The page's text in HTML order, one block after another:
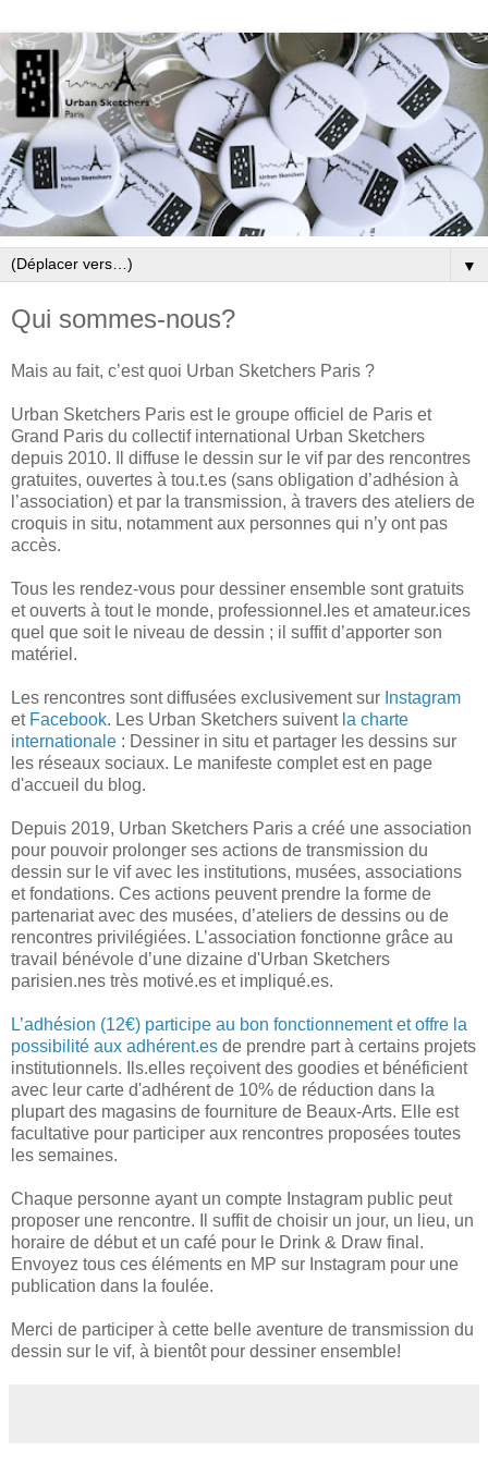
▼
Qui sommes-nous?
Mais au fait, c’est quoi Urban Sketchers Paris ?
Urban Sketchers Paris est le groupe officiel de Paris et
Grand Paris du collectif international Urban Sketchers
depuis 2010. Il diffuse le dessin sur le vif par des rencontres
gratuites, ouvertes à tou.t.es (sans obligation d’adhésion à
l’association) et par la transmission, à travers des ateliers de
croquis in situ, notamment aux personnes qui n’y ont pas
accès.
Tous les rendez-vous pour dessiner ensemble sont gratuits
et ouverts à tout le monde, professionnel.les et amateur.ices
quel que soit le niveau de dessin ; il suffit d’apporter son
matériel.
Les rencontres sont diffusées exclusivement sur Instagram
et Facebook. Les Urban Sketchers suiventla charte
internationale : Dessiner in situ et partager les dessins sur
les réseaux sociaux. Le manifeste complet est en page
d'accueil du blog.
Depuis 2019, Urban Sketchers Paris a créé une association
pour pouvoir prolonger ses actions de transmission du
dessin sur le vif avec les institutions, musées, associations
et fondations. Ces actions peuvent prendre la forme de
partenariat avec des musées, d’ateliers de dessins ou de
rencontres privilégiées. L’association fonctionne grâce au
travail bénévole d’une dizaine d'Urban Sketchers
parisien.nes très motivé.es et impliqué.es.
L’adhésion (12€) participe au bon fonctionnement et offre la
possibilité aux adhérent.es de prendre part à certains projets
institutionnels. Ils.elles reçoivent des goodies et bénéficient
avec leur carte d'adhérent de 10% de réduction dans la
plupart des magasins de fourniture de Beaux-Arts. Elle est
facultative pour participer aux rencontres proposées toutes
les semaines.
Chaque personne ayant un compte Instagram public peut
proposer une rencontre. Il suffit de choisir un jour, un lieu, un
horaire de début et un café pour le Drink & Draw final.
Envoyez tous ces éléments en MP sur Instagram pour une
publication dans la foulée.
Merci de participer à cette belle aventure de transmission du
dessin sur le vif, à bientôt pour dessiner ensemble!